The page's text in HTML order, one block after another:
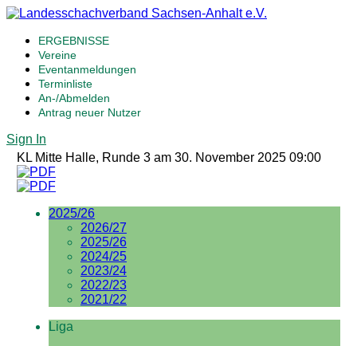
ERGEBNISSE
Vereine
Eventanmeldungen
Terminliste
An-/Abmelden
Antrag neuer Nutzer
Sign In
KL Mitte Halle, Runde 3 am 30. November 2025 09:00
2025/26
2026/27
2025/26
2024/25
2023/24
2022/23
2021/22
Liga